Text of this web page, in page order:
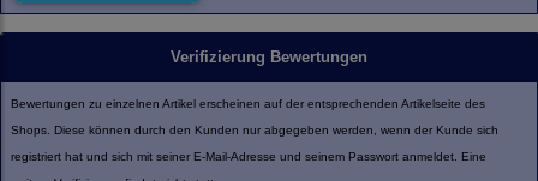
Verifizierung Bewertungen
Bewertungen zu einzelnen Artikel erscheinen auf der entsprechenden Artikelseite des
Shops. Diese können durch den Kunden nur abgegeben werden, wenn der Kunde sich
registriert hat und sich mit seiner E-Mail-Adresse und seinem Passwort anmeldet. Eine